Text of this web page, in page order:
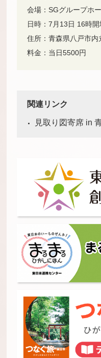
会場：SGグループホ
日時：7月13日 16時
住所：青森県八戸市内
料金：当日5500円
関連リンク
見取り図寄席 in